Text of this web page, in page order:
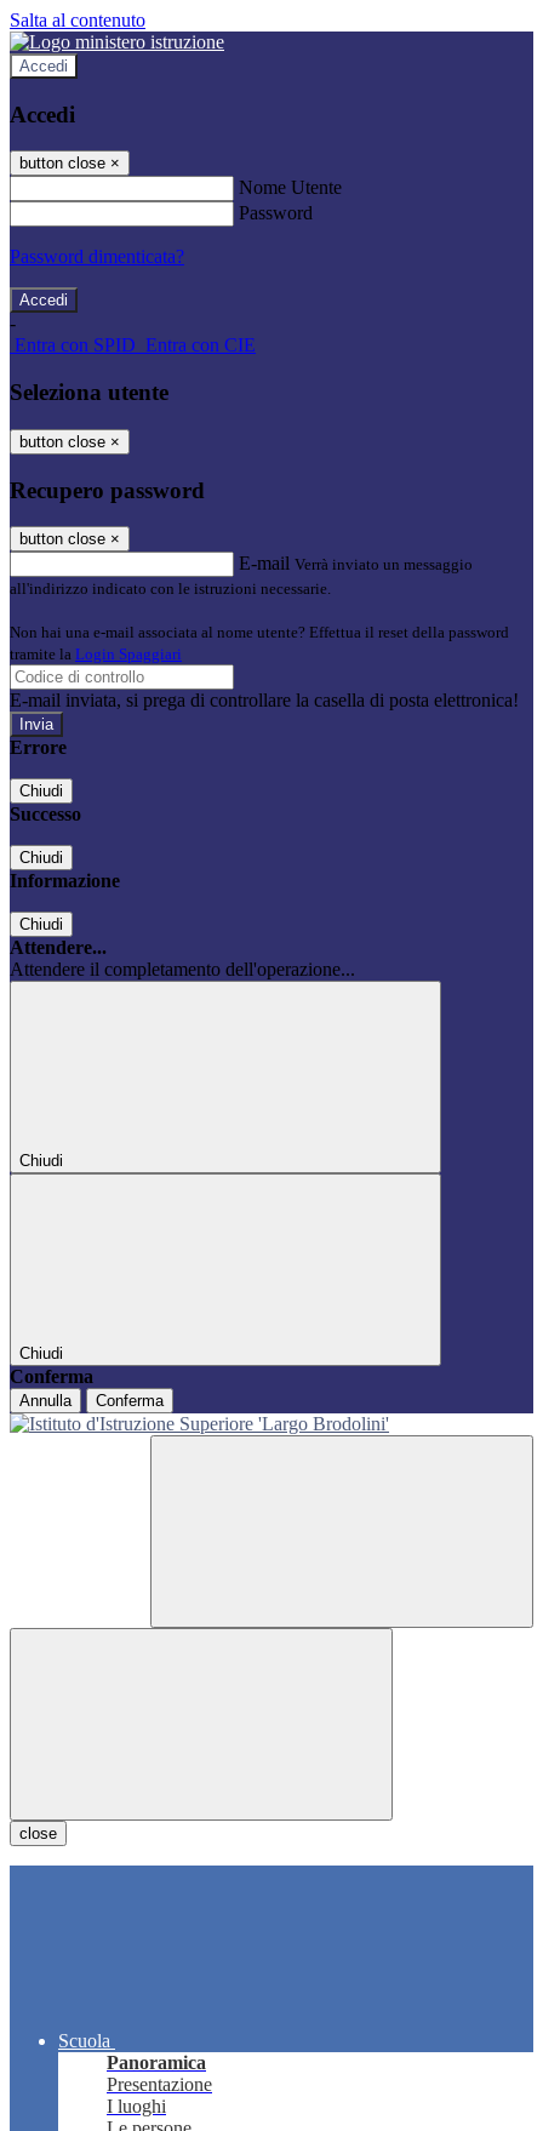
Salta al contenuto
Accedi
Accedi
button close ×
Nome Utente
Password
Password dimenticata?
-
Entra con SPID Entra con CIE
Seleziona utente
button close ×
Recupero password
button close ×
E-mail Verrà inviato un messaggio
all'indirizzo indicato con le istruzioni necessarie.
Non hai una e-mail associata al nome utente? Effettua il reset della password
tramite la Login Spaggiari
E-mail inviata, si prega di controllare la casella di posta elettronica!
Errore
Chiudi
Successo
Chiudi
Informazione
Chiudi
Attendere...
Attendere il completamento dell'operazione...
Chiudi
Chiudi
Conferma
Annulla Conferma
close
Scuola
Panoramica
Presentazione
I luoghi